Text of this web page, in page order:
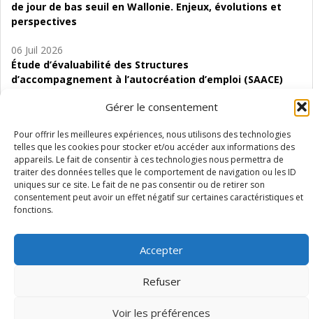
Gérer le consentement
Pour offrir les meilleures expériences, nous utilisons des technologies
telles que les cookies pour stocker et/ou accéder aux informations des
appareils. Le fait de consentir à ces technologies nous permettra de
traiter des données telles que le comportement de navigation ou les ID
uniques sur ce site. Le fait de ne pas consentir ou de retirer son
consentement peut avoir un effet négatif sur certaines caractéristiques et
fonctions.
Accepter
Refuser
Voir les préférences
de jour de bas seuil en Wallonie. Enjeux, évolutions et
perspectives
06 Juil 2026
Étude d’évaluabilité des Structures
d’accompagnement à l’autocréation d’emploi (SAACE)
d’offre de soins pour comprendre la situation en
Wallonie ?